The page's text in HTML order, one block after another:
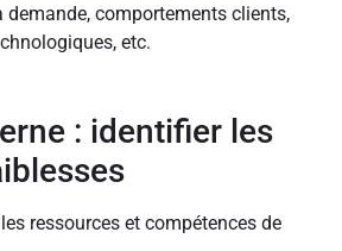
demande, comportements clients,
etc.
: identifier les
les ressources et compétences de